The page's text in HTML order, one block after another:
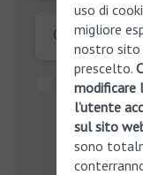
CAP:
Presto il
per ricevere
(marketing
automatizzato
tradizionale
uso di
migliore
nostro sito
prescelto.
modificare
l’utente
sul sito
sono